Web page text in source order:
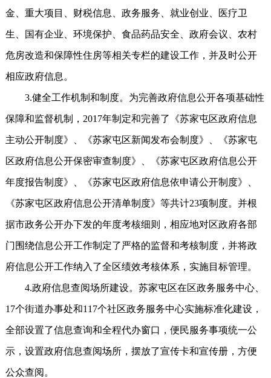
金、重大项目、财税信息、政务服务、就业创业、医疗卫
生、国有企业、环境保护、食品药品安全、政府会议、农村
危房改造和保障性住房等相关专栏的建设工作，并及时公开
相应政府信息。
3.健全工作机制和制度。为完善政府信息公开各项基础性
保障和监督机制，2017年制定和完善了《苏家屯区政府信息
主动公开制度》、《苏家屯区新闻发布会制度》、《苏家屯
区政府信息公开保密审查制度》、《苏家屯区政府信息公开
年度报告制度》、《苏家屯区政府信息依申请公开制度》、
《苏家屯区政府信息公开清单制度》等共计23项制度。并根
据市政务公开办下发的年度考核细则，相应地对区政府各部
门围绕信息公开工作制定了严格的监督和考核制度，并将政
府信息公开工作纳入了全区绩效考核体系，实施目标管理。
4.政府信息查阅场所建设。苏家屯区在区政务服务中心、
17个街道办事处和117个社区政务服务中心实施标准化建设，
全部设置了信息查询和全程代办窗口，便民服务事项统一公
示，设置政府信息查阅场所，摆放了宣传卡和宣传册，方便
公众查阅。